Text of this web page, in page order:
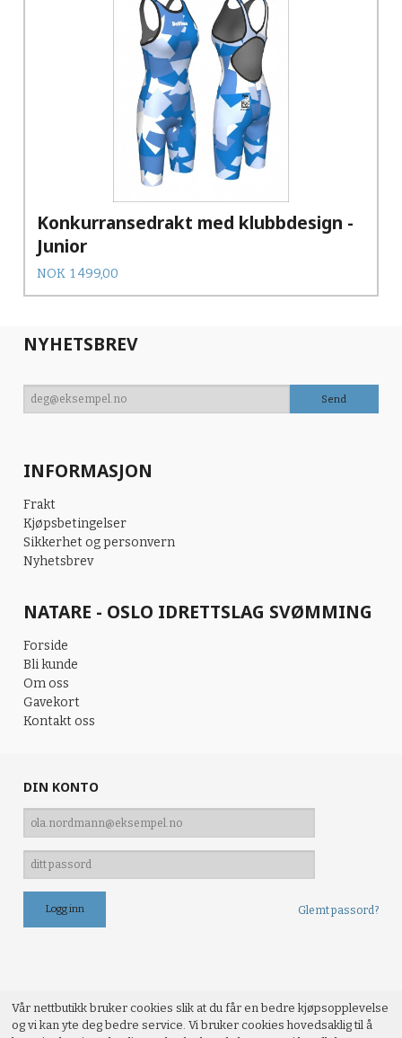
Konkurransedrakt med klubbdesign -
Junior
Tilbud
NOK 1 499,00Rabatt
NYHETSBREV
INFORMASJON
Frakt
Kjøpsbetingelser
Sikkerhet og personvern
Nyhetsbrev
NATARE - OSLO IDRETTSLAG SVØMMING
Forside
Bli kunde
Om oss
Gavekort
Kontakt oss
DIN KONTO
Glemt passord?
Vår nettbutikk bruker cookies slik at du får en bedre kjøpsopplevelse
og vi kan yte deg bedre service. Vi bruker cookies hovedsaklig til å